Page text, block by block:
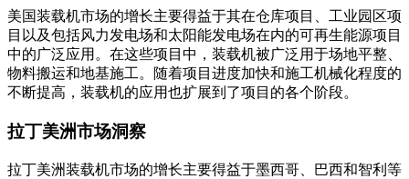
美国装载机市场的增长主要得益于其在仓库项目、工业园区项
目以及包括风力发电场和太阳能发电场在内的可再生能源项目
中的广泛应用。在这些项目中，装载机被广泛用于场地平整、
物料搬运和地基施工。随着项目进度加快和施工机械化程度的
不断提高，装载机的应用也扩展到了项目的各个阶段。
拉丁美洲市场洞察
拉丁美洲装载机市场的增长主要得益于墨西哥、巴西和智利等